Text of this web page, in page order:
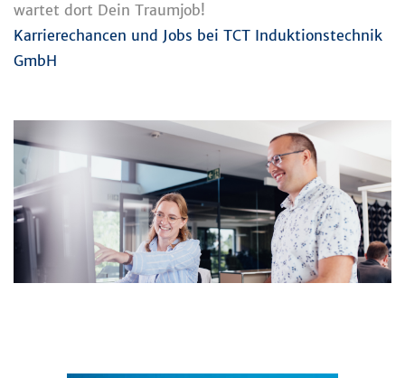
wartet dort Dein Traumjob!
Karrierechancen und Jobs bei TCT Induktionstechnik
GmbH